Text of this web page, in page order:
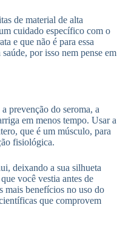
de material de alta
cuidado específico com o
e que não é para essa
por isso nem pense em
prevenção do seroma, a
em menos tempo. Usar a
que é um músculo, para
fisiológica.
deixando a sua silhueta
você vestia antes de
mais benefícios no uso do
que comprovem